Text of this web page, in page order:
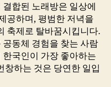
합된 노래방은 일상에
공하며, 평범한 저녁을
축제로 탈바꿈시킵니다.
동체 경험을 찾는 사람
국인이 가장 좋아하는
창하는 것은 당연한 일입